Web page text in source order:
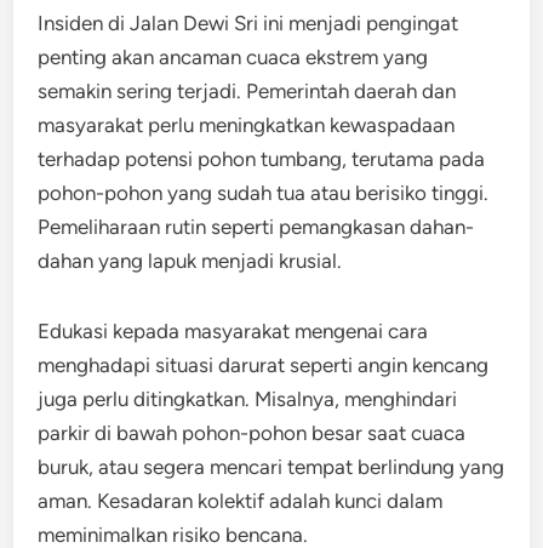
Insiden di Jalan Dewi Sri ini menjadi pengingat
penting akan ancaman cuaca ekstrem yang
semakin sering terjadi. Pemerintah daerah dan
masyarakat perlu meningkatkan kewaspadaan
terhadap potensi pohon tumbang, terutama pada
pohon-pohon yang sudah tua atau berisiko tinggi.
Pemeliharaan rutin seperti pemangkasan dahan-
dahan yang lapuk menjadi krusial.
Edukasi kepada masyarakat mengenai cara
menghadapi situasi darurat seperti angin kencang
juga perlu ditingkatkan. Misalnya, menghindari
parkir di bawah pohon-pohon besar saat cuaca
buruk, atau segera mencari tempat berlindung yang
aman. Kesadaran kolektif adalah kunci dalam
meminimalkan risiko bencana.